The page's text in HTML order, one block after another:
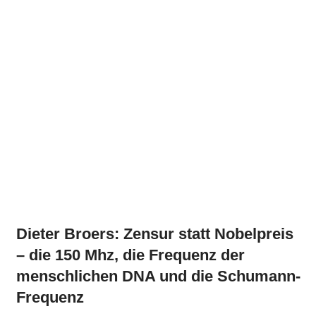
Dieter Broers: Zensur statt Nobelpreis
– die 150 Mhz, die Frequenz der
menschlichen DNA und die Schumann-
Frequenz